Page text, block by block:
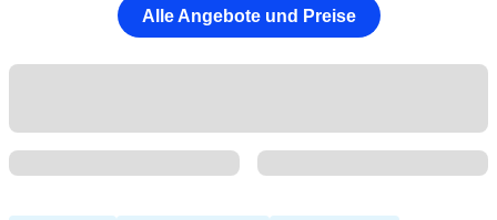
Alle Angebote und Preise